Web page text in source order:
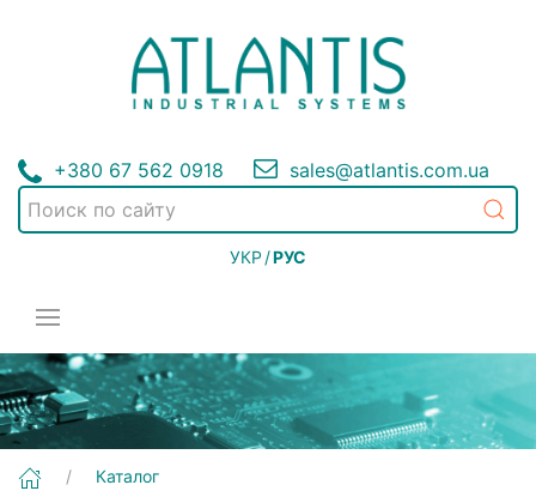
+380 67 562 0918 sales@atlantis.com.ua
УКР /РУС
Каталог